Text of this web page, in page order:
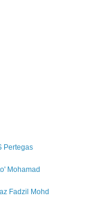
Pertegas
Mohamad
Fadzil Mohd